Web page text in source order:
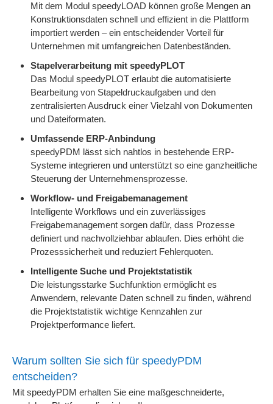
Mit dem Modul speedyLOAD können große Mengen an
Konstruktionsdaten schnell und effizient in die Plattform
importiert werden – ein entscheidender Vorteil für
Unternehmen mit umfangreichen Datenbeständen.
Stapelverarbeitung mit speedyPLOT
Das Modul speedyPLOT erlaubt die automatisierte
Bearbeitung von Stapeldruckaufgaben und den
zentralisierten Ausdruck einer Vielzahl von Dokumenten
und Dateiformaten.
Umfassende ERP-Anbindung
speedyPDM lässt sich nahtlos in bestehende ERP-
Systeme integrieren und unterstützt so eine ganzheitliche
Steuerung der Unternehmensprozesse.
Workflow- und Freigabemanagement
Intelligente Workflows und ein zuverlässiges
Freigabemanagement sorgen dafür, dass Prozesse
definiert und nachvollziehbar ablaufen. Dies erhöht die
Prozesssicherheit und reduziert Fehlerquoten.
Intelligente Suche und Projektstatistik
Die leistungsstarke Suchfunktion ermöglicht es
Anwendern, relevante Daten schnell zu finden, während
die Projektstatistik wichtige Kennzahlen zur
Projektperformance liefert.
Warum sollten Sie sich für speedyPDM
entscheiden?
Mit speedyPDM erhalten Sie eine maßgeschneiderte,